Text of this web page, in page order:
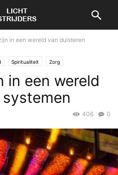
in een wereld van duisteren
Spiritualiteit Zorg
in een wereld
0
406